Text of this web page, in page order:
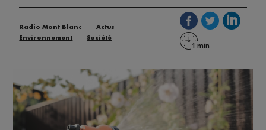
Radio Mont Blanc
Actus
Environnement
Société